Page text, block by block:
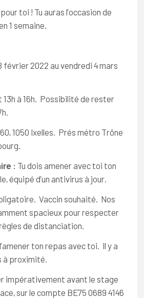
toi ! Tu auras l’occasion de
1 semaine.
février 2022 au vendredi 4 mars
13h à 16h. Possibilité de rester
1050 Ixelles. Prés métro Trône
: Tu dois amener avec toi ton
équipé d’un antivirus à jour.
Vaccin souhaité. Nos
spacieux pour respecter
de distanciation.
ton repas avec toi. Il y a
à proximité.
impérativement avant le stage
sur le compte BE75 0689 4146